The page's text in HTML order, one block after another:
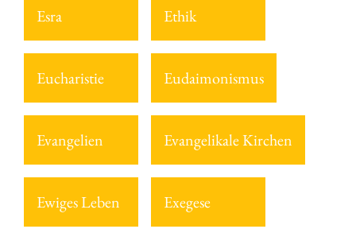
Esra Ethik
Eucharistie Eudaimonismus
Evangelien Evangelikale Kirchen
Ewiges Leben Exegese